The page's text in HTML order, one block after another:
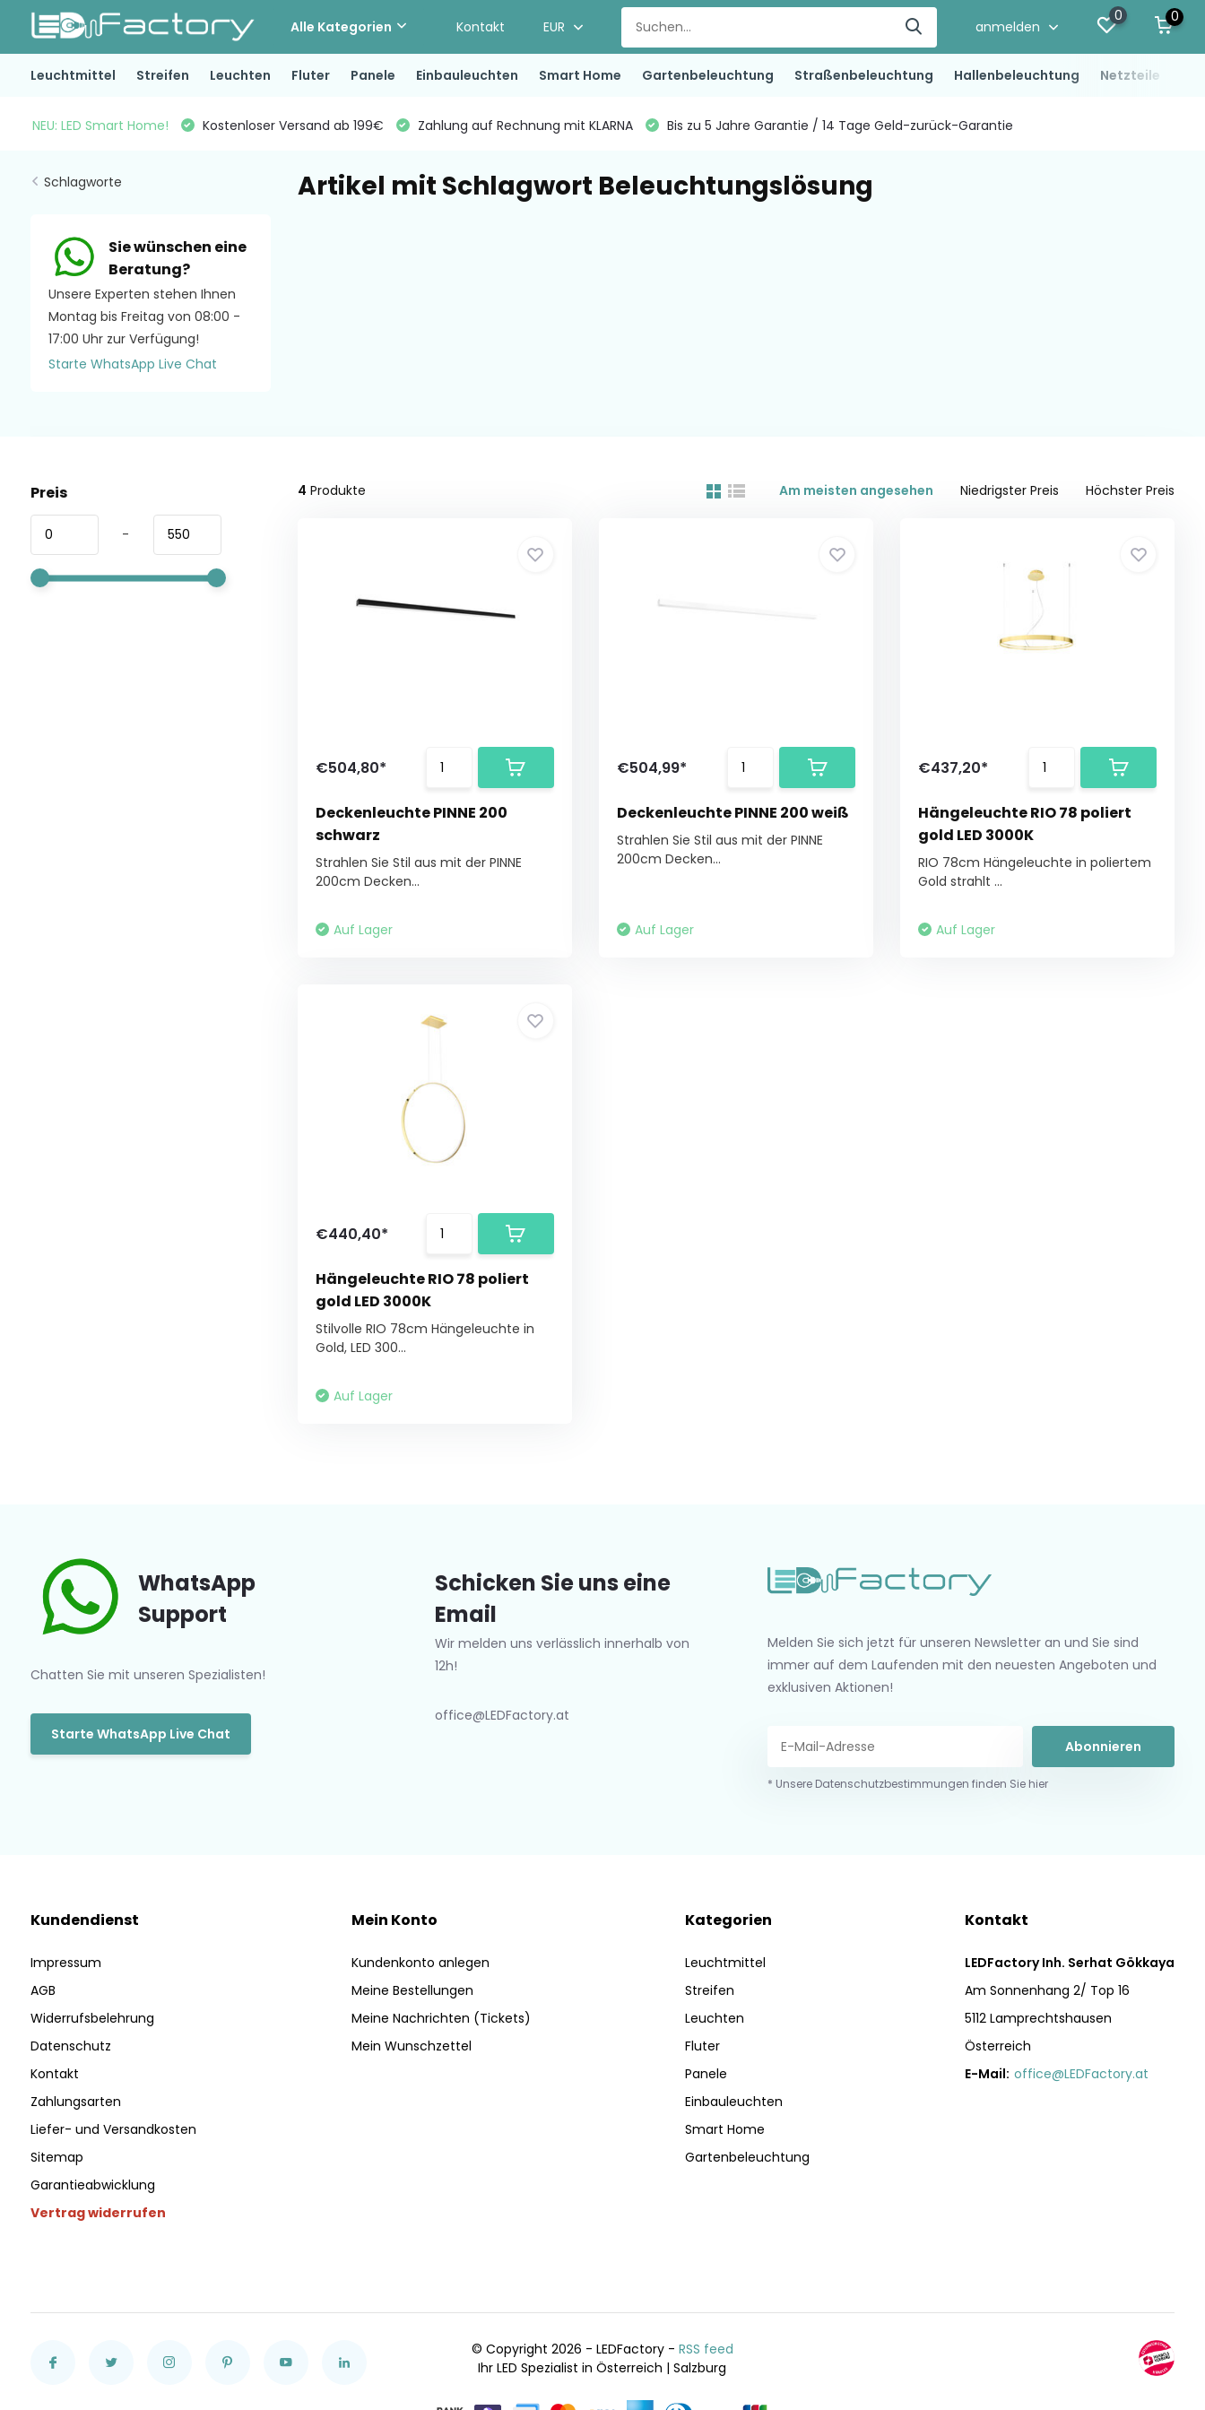
Alle Kategorien Kontakt EUR anmelden
0 0
Leuchtmittel Streifen Leuchten Fluter Panele Einbauleuchten Smart Home Gartenbeleuchtung Straßenbeleuchtung Hallenbeleuchtung Netzteile
NEU: LED Smart Home! Kostenloser Versand ab 199€ Zahlung auf Rechnung mit KLARNA Bis zu 5 Jahre Garantie / 14 Tage Geld-zurück-Garantie
Schlagworte
Sie wünschen eine
Beratung?
Unsere Experten stehen Ihnen
Montag bis Freitag von 08:00 -
17:00 Uhr zur Verfügung!
Starte WhatsApp Live Chat
Artikel mit Schlagwort Beleuchtungslösung
Preis
-
4 Produkte Am meisten angesehen Niedrigster Preis Höchster Preis
€504,80*
Deckenleuchte PINNE 200
schwarz
Strahlen Sie Stil aus mit der PINNE
200cm Decken...
Auf Lager
€504,99*
Deckenleuchte PINNE 200 weiß
Strahlen Sie Stil aus mit der PINNE
200cm Decken...
Auf Lager
€437,20*
Hängeleuchte RIO 78 poliert
gold LED 3000K
RIO 78cm Hängeleuchte in poliertem
Gold strahlt ...
Auf Lager
€440,40*
Hängeleuchte RIO 78 poliert
gold LED 3000K
Stilvolle RIO 78cm Hängeleuchte in
Gold, LED 300...
Auf Lager
WhatsApp
Support
Chatten Sie mit unseren Spezialisten!
Starte WhatsApp Live Chat
Schicken Sie uns eine
Email
Wir melden uns verlässlich innerhalb von
12h!
office@LEDFactory.at
Melden Sie sich jetzt für unseren Newsletter an und Sie sind
immer auf dem Laufenden mit den neuesten Angeboten und
exklusiven Aktionen!
Abonnieren
* Unsere Datenschutzbestimmungen finden Sie hier
Kundendienst
Impressum
AGB
Widerrufsbelehrung
Datenschutz
Kontakt
Zahlungsarten
Liefer- und Versandkosten
Sitemap
Garantieabwicklung
Vertrag widerrufen
Mein Konto
Kundenkonto anlegen
Meine Bestellungen
Meine Nachrichten (Tickets)
Mein Wunschzettel
Kategorien
Leuchtmittel
Streifen
Leuchten
Fluter
Panele
Einbauleuchten
Smart Home
Gartenbeleuchtung
Kontakt
LEDFactory Inh. Serhat Gökkaya
Am Sonnenhang 2/ Top 16
5112 Lamprechtshausen
Österreich
E-Mail: office@LEDFactory.at
© Copyright 2026 - LEDFactory - RSS feed
Ihr LED Spezialist in Österreich | Salzburg